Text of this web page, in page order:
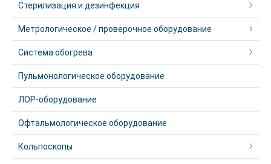
Стерилизация и дезинфекция
Метрологическое / проверочное оборудование
Система обогрева
Пульмонологическое оборудование
ЛОР-оборудование
Офтальмологическое оборудование
Кольпоскопы